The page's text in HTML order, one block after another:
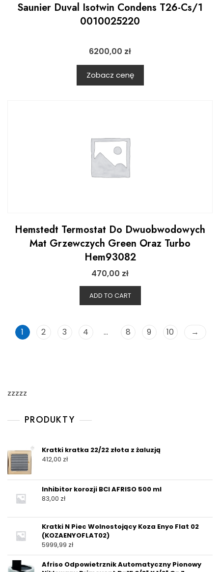
Saunier Duval Isotwin Condens T26-Cs/1
0010025220
6200,00 zł
Zobacz cenę
Hemstedt Termostat Do Dwuobwodowych
Mat Grzewczych Green Oraz Turbo
Hem93082
470,00 zł
ADD TO CART
1 2 3 4 … 8 9 10 →
zzzzz
PRODUKTY
Kratki kratka 22/22 złota z żaluzją
412,00 zł
Inhibitor korozji BCI AFRISO 500 ml
83,00 zł
Kratki N Piec Wolnostojący Koza Enyo Flat 02
(KOZAENYOFLAT02)
5999,99 zł
Afriso Odpowietrznik Automatyczny Pionowy